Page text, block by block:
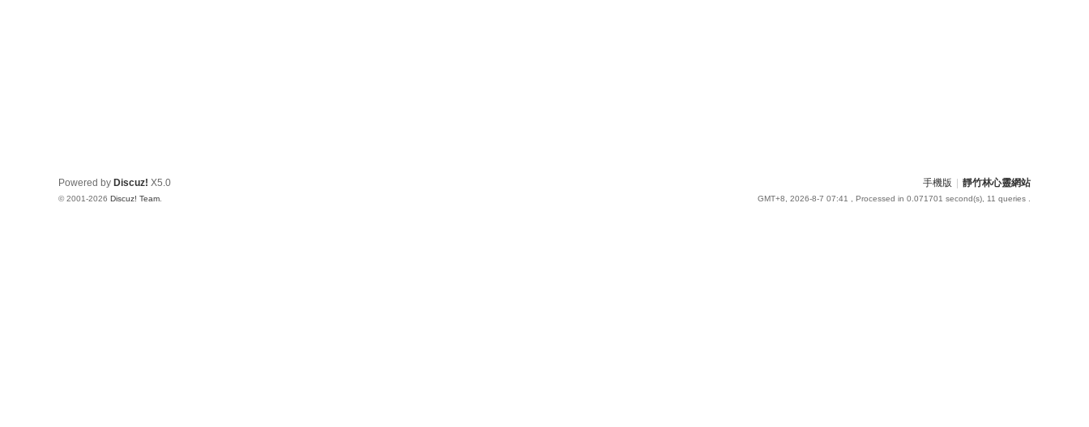
手機版 靜竹林心靈網站
GMT+8, 2026-8-7 07:41 , Processed in 0.071701 second(s), 11 queries .
Powered by Discuz! X5.0
© 2001-2026 Discuz! Team